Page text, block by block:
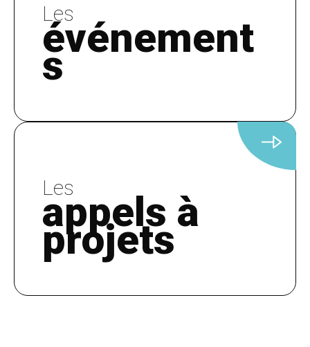
Les
événement
s
Les
appels à
projets